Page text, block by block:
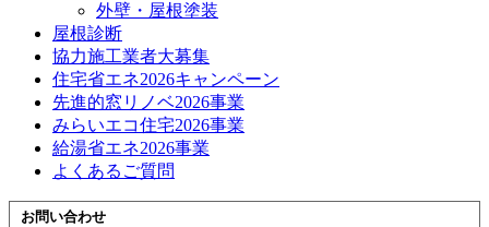
外壁・屋根塗装
屋根診断
協力施工業者大募集
住宅省エネ2026キャンペーン
先進的窓リノベ2026事業
みらいエコ住宅2026事業
給湯省エネ2026事業
よくあるご質問
お問い合わせ